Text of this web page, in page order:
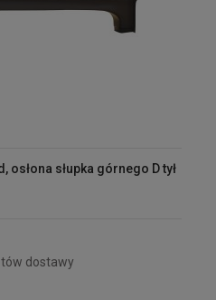
osłona słupka górnego D tył
dostawy